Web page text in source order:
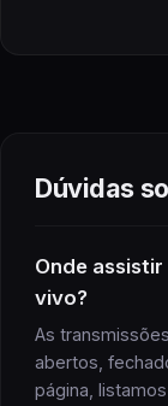
Dúvidas
Onde assistir
vivo?
As
abertos,
página,